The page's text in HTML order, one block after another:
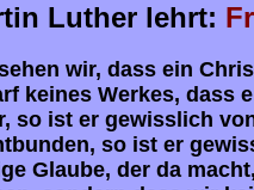
Luther lehrt:
wir, dass ein
keines Werkes, dass
so ist er gewisslich
so ist er
Glaube, der da